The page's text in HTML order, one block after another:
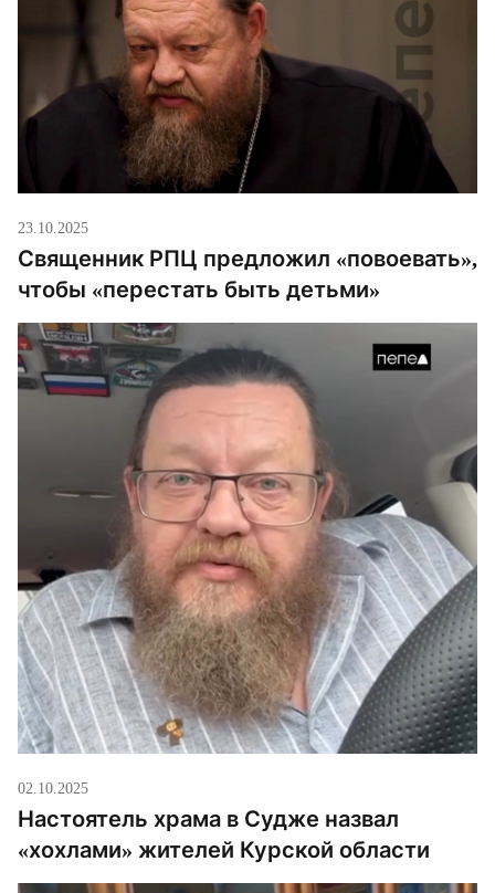
23.10.2025
Священник РПЦ предложил «повоевать»,
чтобы «перестать быть детьми»
02.10.2025
Настоятель храма в Судже назвал
«хохлами» жителей Курской области